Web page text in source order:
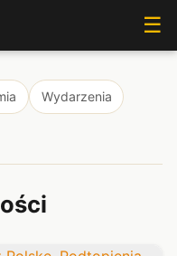
☰
Wydarzenia